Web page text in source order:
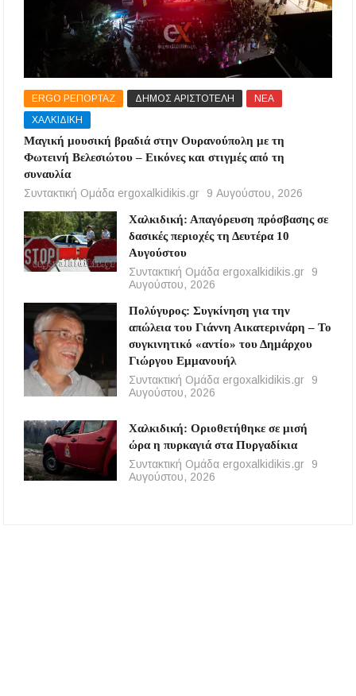
ERGO ΡΕΠΟΡΤΑΖ ΔΗΜΟΣ ΑΡΙΣΤΟΤΕΛΗ
ΝΕΑ
ΧΑΛΚΙΔΙΚΗ
Μαγική μουσική βραδιά στην Ουρανούπολη με τη
Φωτεινή Βελεσιώτου – Εικόνες και στιγμές από τη
συναυλία
Συντακτική Ομάδα ergoxalkidikis.gr
9 Αυγούστου, 2026
Χαλκιδική: Απαγόρευση πρόσβασης σε
δασικές περιοχές τη Δευτέρα 10
Αυγούστου
Συντακτική Ομάδα ergoxalkidikis.gr
9
Αυγούστου, 2026
Πολύγυρος: Συγκίνηση για την
απώλεια του Γιάννη Αικατερινάρη – Το
συγκινητικό «αντίο» του Δημάρχου
Γιώργου Εμμανουήλ
Συντακτική Ομάδα ergoxalkidikis.gr
9
Αυγούστου, 2026
Χαλκιδική: Οριοθετήθηκε σε μισή
ώρα η πυρκαγιά στα Πυργαδίκια
Συντακτική Ομάδα ergoxalkidikis.gr
9
Αυγούστου, 2026